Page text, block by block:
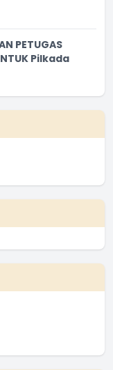
PETUGAS
Pilkada